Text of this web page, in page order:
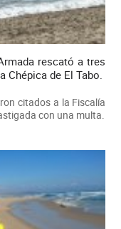
rescató a tres
Chépica de El Tabo.
citados a la Fiscalía
con una multa.